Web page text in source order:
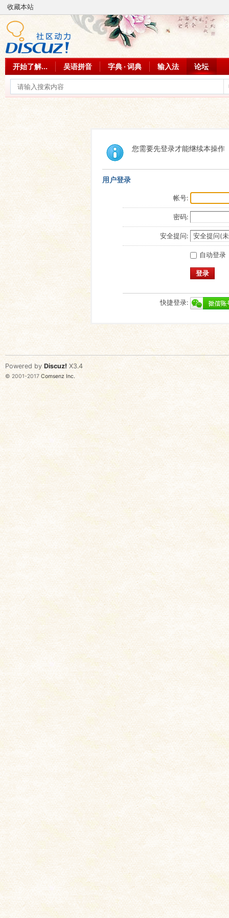
收藏本站
开始了解... 吴语拼音 字典 · 词典 输入法 论坛
您需要先登录才能继续本操作
用户登录
帐号:
密码:
安全提问:
自动登录
登录
快捷登录:
Powered by Discuz! X3.4
© 2001-2017 Comsenz Inc.